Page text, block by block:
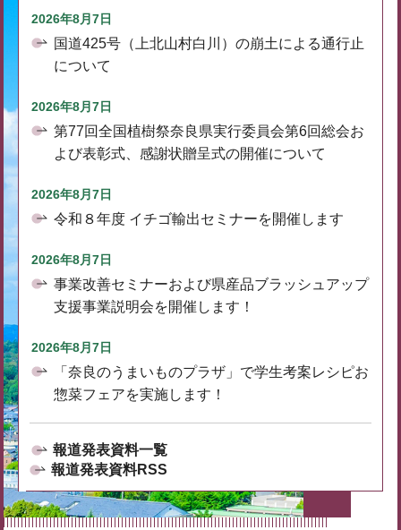
2026年8月7日
国道425号（上北山村白川）の崩土による通行止
について
2026年8月7日
第77回全国植樹祭奈良県実行委員会第6回総会お
よび表彰式、感謝状贈呈式の開催について
2026年8月7日
令和８年度 イチゴ輸出セミナーを開催します
2026年8月7日
事業改善セミナーおよび県産品ブラッシュアップ
支援事業説明会を開催します！
2026年8月7日
「奈良のうまいものプラザ」で学生考案レシピお
惣菜フェアを実施します！
報道発表資料一覧
報道発表資料RSS